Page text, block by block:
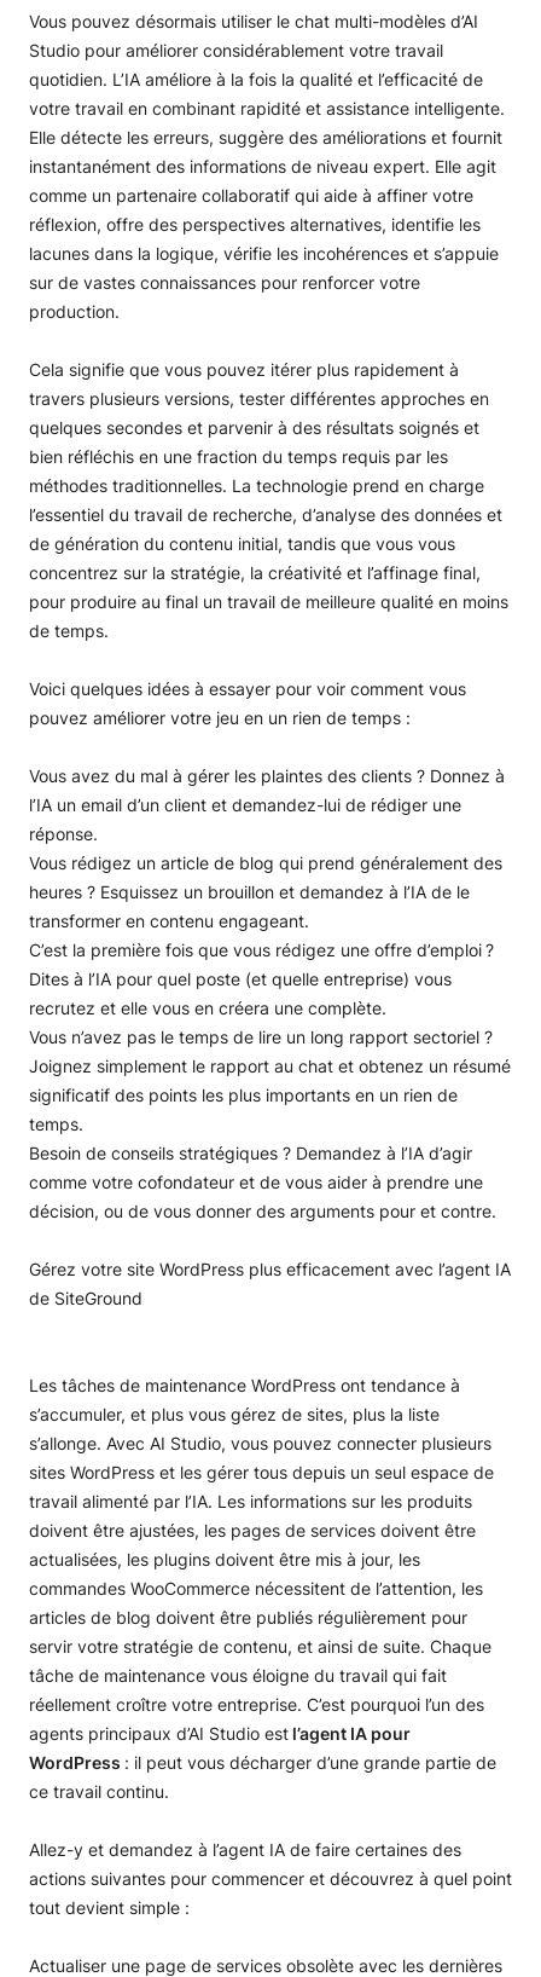
Vous pouvez désormais utiliser le chat multi-modèles d’AI
Studio pour améliorer considérablement votre travail
quotidien. L’IA améliore à la fois la qualité et l’efficacité de
votre travail en combinant rapidité et assistance intelligente.
Elle détecte les erreurs, suggère des améliorations et fournit
instantanément des informations de niveau expert. Elle agit
comme un partenaire collaboratif qui aide à affiner votre
réflexion, offre des perspectives alternatives, identifie les
lacunes dans la logique, vérifie les incohérences et s’appuie
sur de vastes connaissances pour renforcer votre
production.
Cela signifie que vous pouvez itérer plus rapidement à
travers plusieurs versions, tester différentes approches en
quelques secondes et parvenir à des résultats soignés et
bien réfléchis en une fraction du temps requis par les
méthodes traditionnelles. La technologie prend en charge
l’essentiel du travail de recherche, d’analyse des données et
de génération du contenu initial, tandis que vous vous
concentrez sur la stratégie, la créativité et l’affinage final,
pour produire au final un travail de meilleure qualité en moins
de temps.
Voici quelques idées à essayer pour voir comment vous
pouvez améliorer votre jeu en un rien de temps :
Vous avez du mal à gérer les plaintes des clients ? Donnez à
l’IA un email d’un client et demandez-lui de rédiger une
réponse.
Vous rédigez un article de blog qui prend généralement des
heures ? Esquissez un brouillon et demandez à l’IA de le
transformer en contenu engageant.
C’est la première fois que vous rédigez une offre d’emploi ?
Dites à l’IA pour quel poste (et quelle entreprise) vous
recrutez et elle vous en créera une complète.
Vous n’avez pas le temps de lire un long rapport sectoriel ?
Joignez simplement le rapport au chat et obtenez un résumé
significatif des points les plus importants en un rien de
temps.
Besoin de conseils stratégiques ? Demandez à l’IA d’agir
comme votre cofondateur et de vous aider à prendre une
décision, ou de vous donner des arguments pour et contre.
Gérez votre site WordPress plus efficacement avec l’agent IA
de SiteGround
Les tâches de maintenance WordPress ont tendance à
s’accumuler, et plus vous gérez de sites, plus la liste
s’allonge. Avec AI Studio, vous pouvez connecter plusieurs
sites WordPress et les gérer tous depuis un seul espace de
travail alimenté par l’IA. Les informations sur les produits
doivent être ajustées, les pages de services doivent être
actualisées, les plugins doivent être mis à jour, les
commandes WooCommerce nécessitent de l’attention, les
articles de blog doivent être publiés régulièrement pour
servir votre stratégie de contenu, et ainsi de suite. Chaque
tâche de maintenance vous éloigne du travail qui fait
réellement croître votre entreprise. C’est pourquoi l’un des
agents principaux d’AI Studio est l’agent IA pour
WordPress : il peut vous décharger d’une grande partie de
ce travail continu.
Allez-y et demandez à l’agent IA de faire certaines des
actions suivantes pour commencer et découvrez à quel point
tout devient simple :
Actualiser une page de services obsolète avec les dernières